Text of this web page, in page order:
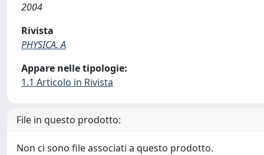
2004
Rivista
PHYSICA. A
Appare nelle tipologie:
1.1 Articolo in Rivista
File in questo prodotto:
Non ci sono file associati a questo prodotto.